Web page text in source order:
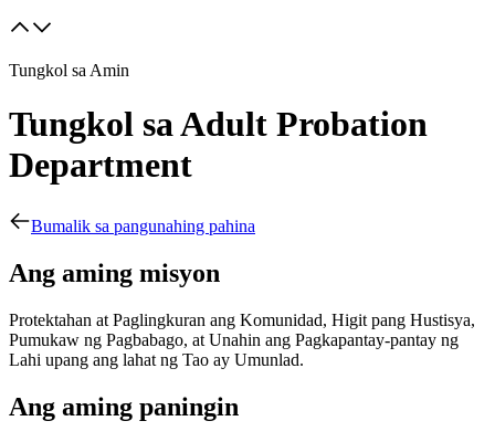
Tungkol sa Amin
Tungkol sa Adult Probation
Department
Bumalik sa pangunahing pahina
Ang aming misyon
Protektahan at Paglingkuran ang Komunidad, Higit pang Hustisya,
Pumukaw ng Pagbabago, at Unahin ang Pagkapantay-pantay ng
Lahi upang ang lahat ng Tao ay Umunlad.
Ang aming paningin